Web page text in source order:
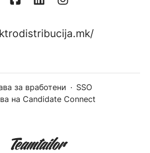
за вработени · SSO
на Candidate Connect